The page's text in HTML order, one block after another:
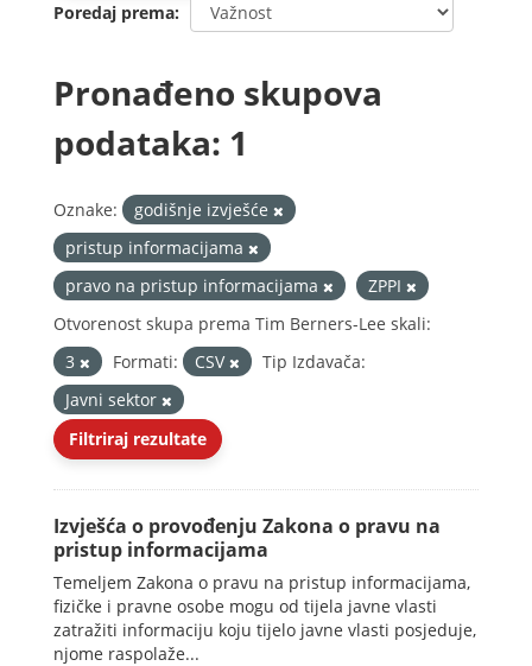
Poredaj prema
Pronađeno skupova
podataka: 1
Oznake:
godišnje izvješće
pristup informacijama
pravo na pristup informacijama
ZPPI
Otvorenost skupa prema Tim Berners-Lee skali:
3
Formati: CSV
Tip Izdavača:
Javni sektor
Filtriraj rezultate
Izvješća o provođenju Zakona o pravu na
pristup informacijama
Temeljem Zakona o pravu na pristup informacijama,
fizičke i pravne osobe mogu od tijela javne vlasti
zatražiti informaciju koju tijelo javne vlasti posjeduje,
njome raspolaže...